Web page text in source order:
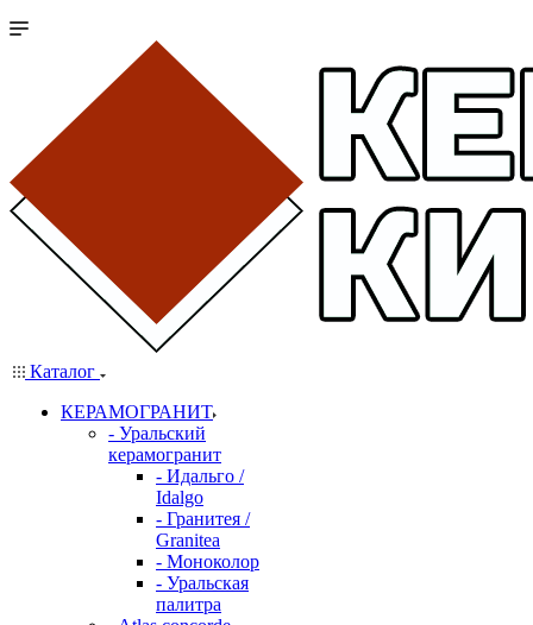
Каталог
КЕРАМОГРАНИТ
- Уральский
керамогранит
- Идальго /
Idalgo
- Гранитея /
Granitea
- Моноколор
- Уральская
палитра